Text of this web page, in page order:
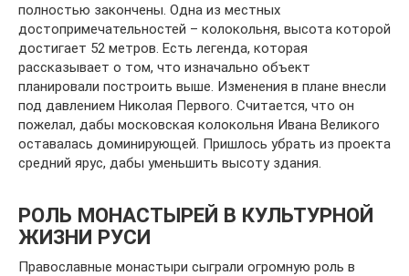
полностью закончены. Одна из местных
достопримечательностей – колокольня, высота которой
достигает 52 метров. Есть легенда, которая
рассказывает о том, что изначально объект
планировали построить выше. Изменения в плане внесли
под давлением Николая Первого. Считается, что он
пожелал, дабы московская колокольня Ивана Великого
оставалась доминирующей. Пришлось убрать из проекта
средний ярус, дабы уменьшить высоту здания.
РОЛЬ МОНАСТЫРЕЙ В КУЛЬТУРНОЙ
ЖИЗНИ РУСИ
Православные монастыри сыграли огромную роль в